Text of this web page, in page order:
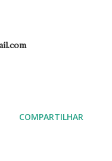
COMPARTILHAR